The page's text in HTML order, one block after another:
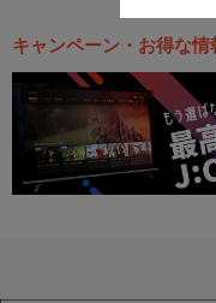
キャンペーン・お得な情